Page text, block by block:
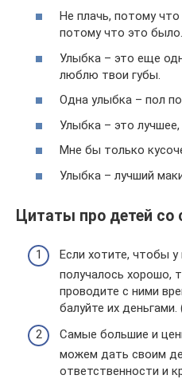
Не плачь, потому
потому что это было.
Улыбка – это еще
люблю твои губы.
Одна улыбка – пол
Улыбка – это
Мне бы только
Улыбка – лучший
Цитаты про детей
Если хотите, чтобы
получалось хорошо,
проводите с ними
балуйте их
Самые большие и
можем дать своим
ответственности и